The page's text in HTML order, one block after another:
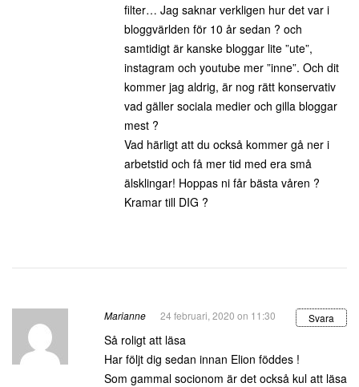
filter… Jag saknar verkligen hur det var i
bloggvärlden för 10 år sedan ? och
samtidigt är kanske bloggar lite ”ute”,
instagram och youtube mer ”inne”. Och dit
kommer jag aldrig, är nog rätt konservativ
vad gäller sociala medier och gilla bloggar
mest ?
Vad härligt att du också kommer gå ner i
arbetstid och få mer tid med era små
älsklingar! Hoppas ni får bästa våren ?
Kramar till DIG ?
Marianne 24 februari, 2020 on 11:30 Svara
Så roligt att läsa
Har följt dig sedan innan Elion föddes !
Som gammal socionom är det också kul att läsa